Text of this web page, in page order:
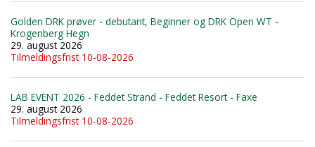
Golden DRK prøver - debutant, Beginner og DRK Open WT -
Krogenberg Hegn
29. august 2026
Tilmeldingsfrist 10-08-2026
LAB EVENT 2026 - Feddet Strand - Feddet Resort - Faxe
29. august 2026
Tilmeldingsfrist 10-08-2026